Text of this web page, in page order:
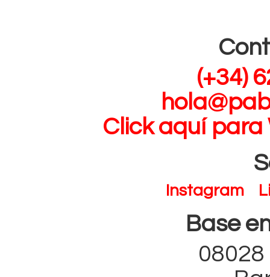
(+34)
Click aquí
Instagram
Base